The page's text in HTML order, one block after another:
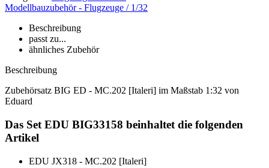
Modellbauzubehör - Flugzeuge / 1/32
Beschreibung
passt zu...
ähnliches Zubehör
Beschreibung
Zubehörsatz BIG ED - MC.202 [Italeri] im Maßstab 1:32 von
Eduard
Das Set EDU BIG33158 beinhaltet die folgenden
Artikel
EDU JX318 - MC.202 [Italeri]